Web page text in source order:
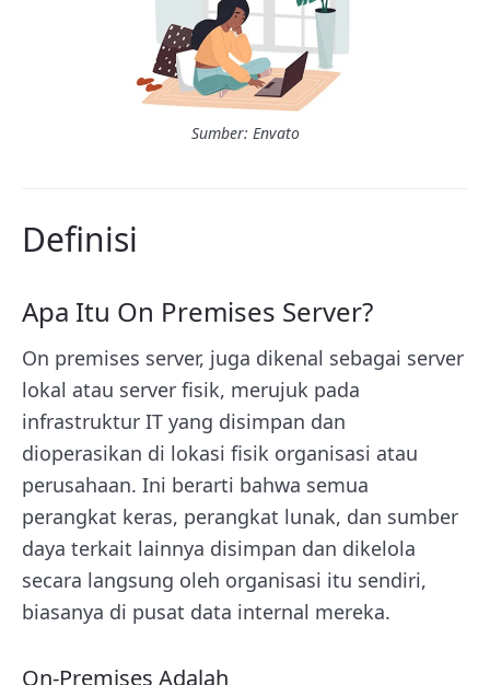
Sumber: Envato
Definisi
Apa Itu On Premises Server?
On premises server, juga dikenal sebagai server
lokal atau server fisik, merujuk pada
infrastruktur IT yang disimpan dan
dioperasikan di lokasi fisik organisasi atau
perusahaan. Ini berarti bahwa semua
perangkat keras, perangkat lunak, dan sumber
daya terkait lainnya disimpan dan dikelola
secara langsung oleh organisasi itu sendiri,
biasanya di pusat data internal mereka.
On-Premises Adalah